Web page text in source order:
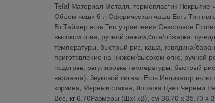
Tefal Материал Металл, термопластик Покрытие
Объем чаши 5 л Сферическая чаша Есть Тип
Вт Таймер есть Тип управления Сенсорное
высоком огне, ручной режим,cоте/обжарка, су-
температуры, быстрый рис, каша, говядина/
приготовление на низком/высоком огне, ручной
подогрев, регулировка температуры, быстрый
варианта). Звуковой сигнал Есть Индикатор
корзина, Мерный стакан, Лопатка Цвет Черный
Вес, кг 6.70Размеры (ШxГxВ), см 36.70 x 35.70 x